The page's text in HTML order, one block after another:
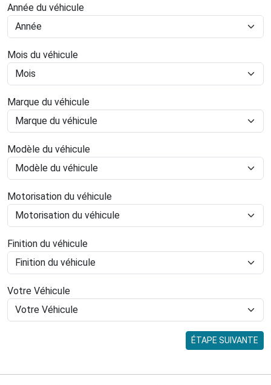
Année du véhicule
Mois du véhicule
Marque du véhicule
Modèle du véhicule
Motorisation du véhicule
Finition du véhicule
Votre Véhicule
ÉTAPE SUIVANTE